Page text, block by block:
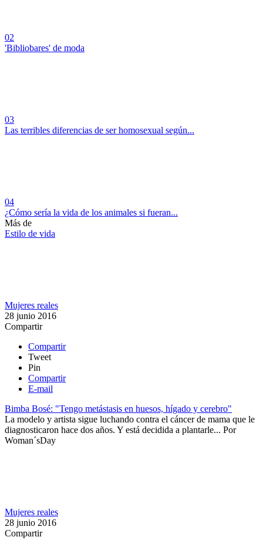
02
'Bibliobares' de moda
03
Las terribles diferencias de ser homosexual según...
04
¿Cómo sería la vida de los animales si fueran...
Más de
Estilo de vida
Mujeres reales
28 junio 2016
Compartir
Compartir
Tweet
Pin
Compartir
E-mail
Bimba Bosé: "Tengo metástasis en huesos, hígado y cerebro"
​La modelo y artista sigue luchando contra el cáncer de mama que le
diagnosticaron hace dos años. Y está decidida a plantarle... Por
Woman´sDay
Mujeres reales
28 junio 2016
Compartir